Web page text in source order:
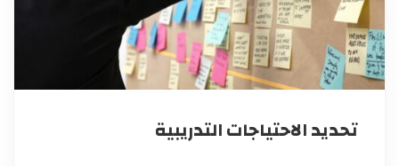
تحديد الاحتياجات التدريبية